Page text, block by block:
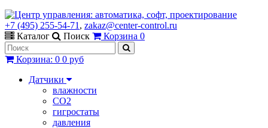
+7 (495) 255-54-71 , zakaz@center-control.ru
Каталог
Поиск Корзина 0
Корзина: 0 0 руб
Датчики
влажности
CO2
гигростаты
давления